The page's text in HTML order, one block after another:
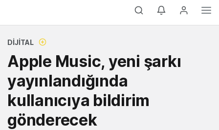
DIJITAL
Apple Music, yeni şarkı
yayınlandığında
kullanıcıya bildirim
gönderecek